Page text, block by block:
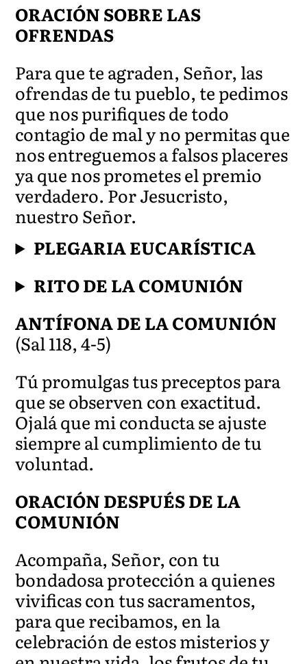
ORACIÓN SOBRE LAS
OFRENDAS
Para que te agraden, Señor, las
ofrendas de tu pueblo, te pedimos
que nos purifiques de todo
contagio de mal y no permitas que
nos entreguemos a falsos placeres
ya que nos prometes el premio
verdadero. Por Jesucristo,
nuestro Señor.
PLEGARIA EUCARÍSTICA
RITO DE LA COMUNIÓN
ANTÍFONA DE LA COMUNIÓN
(Sal 118, 4-5)
Tú promulgas tus preceptos para
que se observen con exactitud.
Ojalá que mi conducta se ajuste
siempre al cumplimiento de tu
voluntad.
ORACIÓN DESPUÉS DE LA
COMUNIÓN
Acompaña, Señor, con tu
bondadosa protección a quienes
vivificas con tus sacramentos,
para que recibamos, en la
celebración de estos misterios y